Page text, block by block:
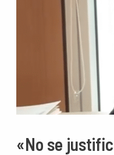
«No se